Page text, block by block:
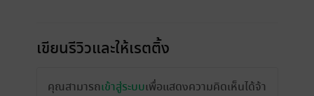
เขียนรีวิวและให้เรตติ้ง
คุณสามารถเข้าสู่ระบบเพื่อแสดงความคิดเห็นได้จ้า